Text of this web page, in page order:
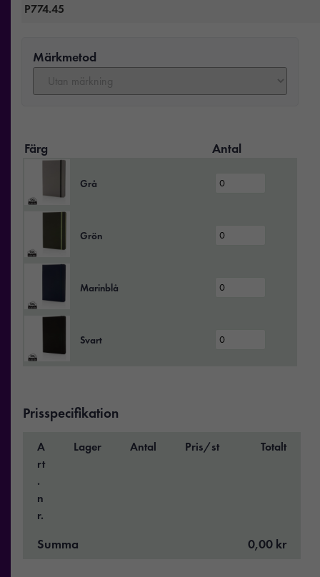
P774.45
Märkmetod
Färg Antal
Grå
Grön
Marinblå
Svart
Prisspecifikation
A
rt
.
n
r.
Lager Antal Pris/st Totalt
Summa 0,00 kr